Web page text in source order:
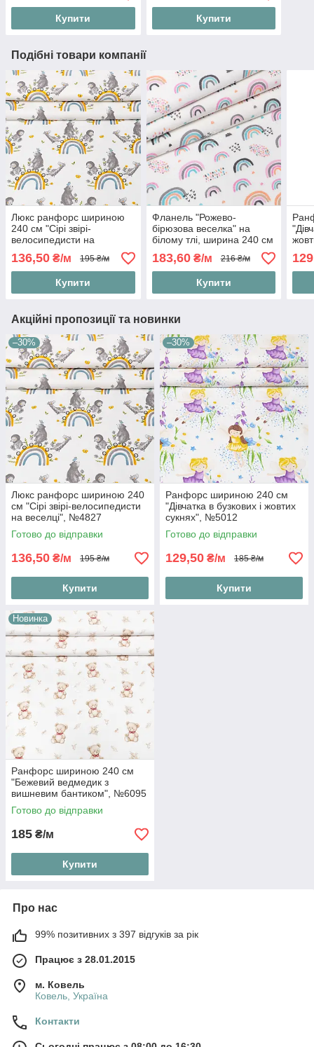
Купити Купити
Подібні товари компанії
Люкс ранфорс шириною
240 см "Сірі звірі-
велосипедисти на
136,50 ₴/м 195 ₴/м
Купити
Фланель "Рожево-
бірюзова веселка" на
білому тлі, ширина 240 см
183,60₴/м 216 ₴/м
Купити
Акційні пропозиції та новинки
–30%
Люкс ранфорс шириною 240
см "Сірі звірі-велосипедисти
на веселці", №4827
Готово до відправки
136,50 ₴/м 195 ₴/м
Купити
–30%
Ранфорс шириною 240 см
"Дівчатка в бузкових і жовтих
сукнях", №5012
Готово до відправки
129,50 ₴/м 185 ₴/м
Купити
Новинка
Ранфорс шириною 240 см
"Бежевий ведмедик з
вишневим бантиком", №6095
Готово до відправки
185 ₴/м
Купити
Про нас
99% позитивних з 397 відгуків за рік
Працює з 28.01.2015
м. Ковель
Ковель, Україна
Контакти